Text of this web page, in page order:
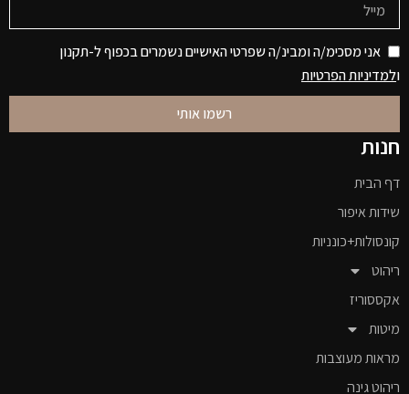
אני מסכימ/ה ומבינ/ה שפרטי האישיים נשמרים בכפוף ל-תקנון
ולמדיניות הפרטיות
רשמו אותי
חנות
דף הבית
שידות איפור
קונסולות+כונניות
ריהוט
אקססוריז
מיטות
מראות מעוצבות
ריהוט גינה